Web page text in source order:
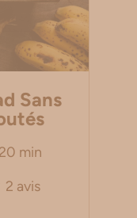
Sans
20 min
2 avis